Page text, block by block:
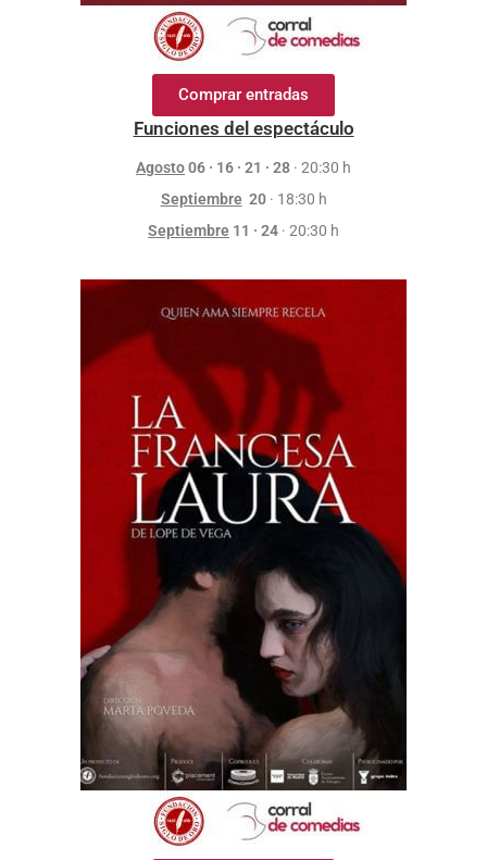
Comprar entradas
Funciones del espectáculo
Agosto06 · 16 · 21 · 28 · 20:30 h
Septiembre 20· 18:30 h
Septiembre 11 · 24 · 20:30 h